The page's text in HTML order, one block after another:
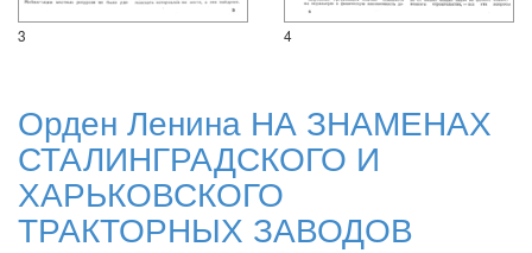
3 4
Орден Ленина НА ЗНАМЕНАХ
СТАЛИНГРАДСКОГО И
ХАРЬКОВСКОГО
ТРАКТОРНЫХ ЗАВОДОВ